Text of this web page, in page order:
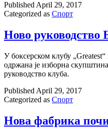
Published April 29, 2017
Categorized as Спорт
Ново руководство
У боксерском клубу
одржана је изборна
руководство клуба.
Published April 29, 2017
Categorized as Спорт
Нова фабрика